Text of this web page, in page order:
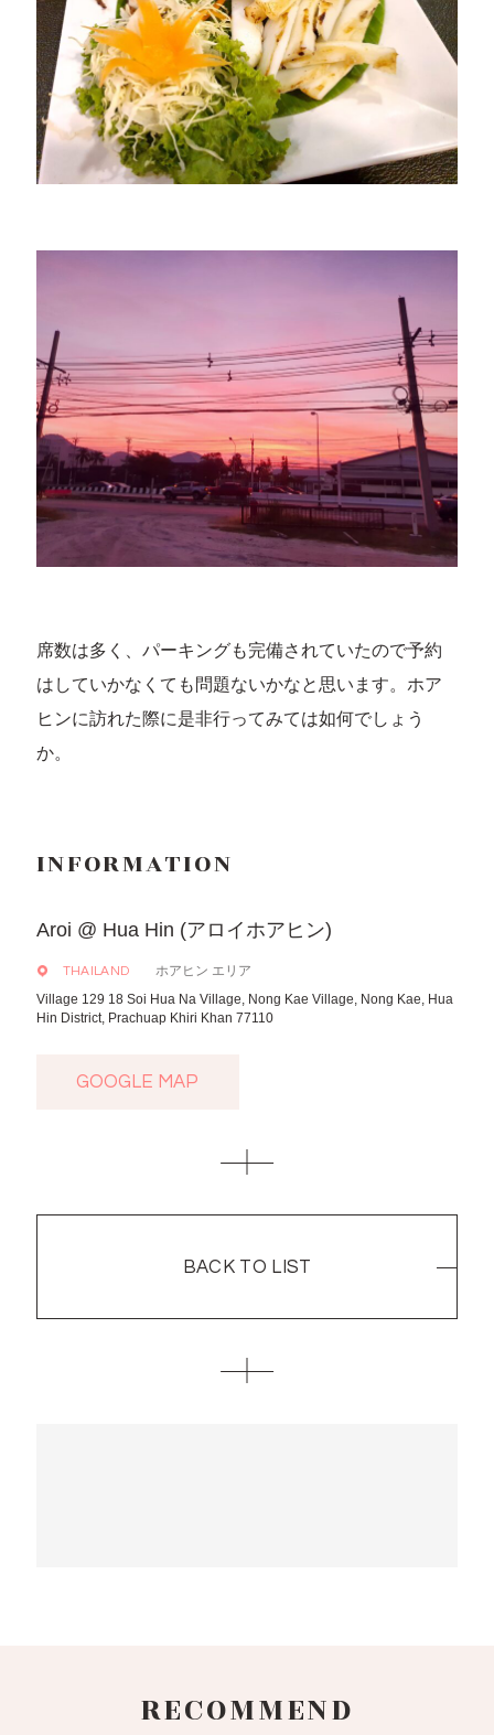
席数は多く、パーキングも完備されていたので予約
はしていかなくても問題ないかなと思います。ホア
ヒンに訪れた際に是非行ってみては如何でしょう
か。
INFORMATION
Aroi @ Hua Hin (アロイホアヒン)
THAILAND
ホアヒン エリア
Village 129 18 Soi Hua Na Village, Nong Kae Village, Nong Kae, Hua
Hin District, Prachuap Khiri Khan 77110
GOOGLE MAP
GOOGLE MAP
BACK TO LIST
BACK TO LIST
RECOMMEND